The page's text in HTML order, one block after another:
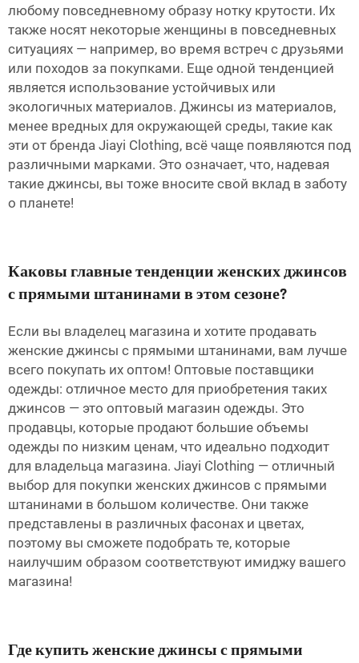
любому повседневному образу нотку крутости. Их
также носят некоторые женщины в повседневных
ситуациях — например, во время встреч с друзьями
или походов за покупками. Еще одной тенденцией
является использование устойчивых или
экологичных материалов. Джинсы из материалов,
менее вредных для окружающей среды, такие как
эти от бренда Jiayi Clothing, всё чаще появляются под
различными марками. Это означает, что, надевая
такие джинсы, вы тоже вносите свой вклад в заботу
о планете!
Каковы главные тенденции женских джинсов
с прямыми штанинами в этом сезоне?
Если вы владелец магазина и хотите продавать
женские джинсы с прямыми штанинами, вам лучше
всего покупать их оптом! Оптовые поставщики
одежды: отличное место для приобретения таких
джинсов — это оптовый магазин одежды. Это
продавцы, которые продают большие объемы
одежды по низким ценам, что идеально подходит
для владельца магазина. Jiayi Clothing — отличный
выбор для покупки женских джинсов с прямыми
штанинами в большом количестве. Они также
представлены в различных фасонах и цветах,
поэтому вы сможете подобрать те, которые
наилучшим образом соответствуют имиджу вашего
магазина!
Где купить женские джинсы с прямыми